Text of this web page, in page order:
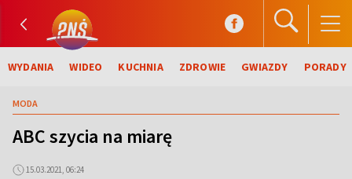
WYDANIA WIDEO KUCHNIA ZDROWIE GWIAZDY PORADY
MODA
ABC szycia na miarę
15.03.2021, 06:24